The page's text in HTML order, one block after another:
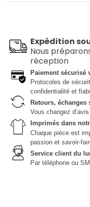
Expédition
Nous
réception
Paiement sécurisé
Protocoles de
confidentialité et
Retours, échanges
Vous changez
Imprimés dans
Chaque pièce est
passion et savoir-
Service client du
Par téléphone ou